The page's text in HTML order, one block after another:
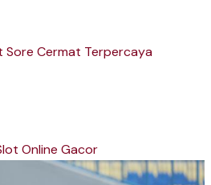
Sore Cermat Terpercaya
Online Gacor